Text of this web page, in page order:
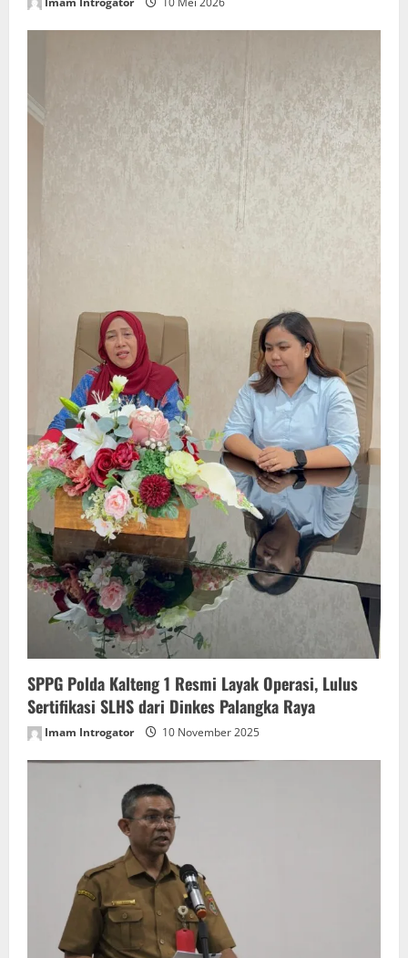
SPPG Polda Kalteng 1 Resmi Layak Operasi, Lulus
Sertifikasi SLHS dari Dinkes Palangka Raya
Imam Introgator 10 November 2025